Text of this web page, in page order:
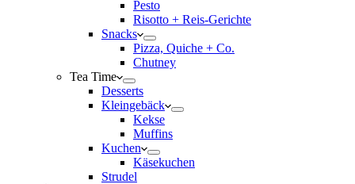
Pesto
Risotto + Reis-Gerichte
Snacks
Pizza, Quiche + Co.
Chutney
Tea Time
Desserts
Kleingebäck
Kekse
Muffins
Kuchen
Käsekuchen
Strudel